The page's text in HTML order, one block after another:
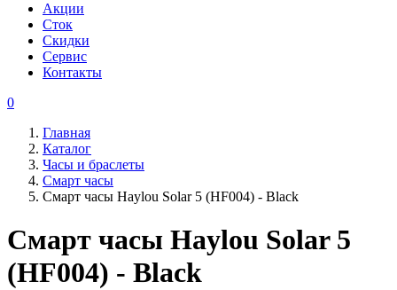
Акции
Сток
Скидки
Сервис
Контакты
0
Главная
Каталог
Часы и браслеты
Смарт часы
Смарт часы Haylou Solar 5 (HF004) - Black
Смарт часы Haylou Solar 5
(HF004) - Black